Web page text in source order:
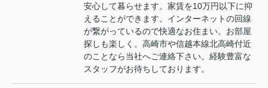
安心して暮らせます。家賃を10万円以下に抑
えることができます。インターネットの回線
が繋がっているので快適なお住まい。お部屋
探しも楽しく。高崎市や信越本線北高崎付近
のことなら当社へご連絡下さい。経験豊富な
スタッフがお待ちしております。